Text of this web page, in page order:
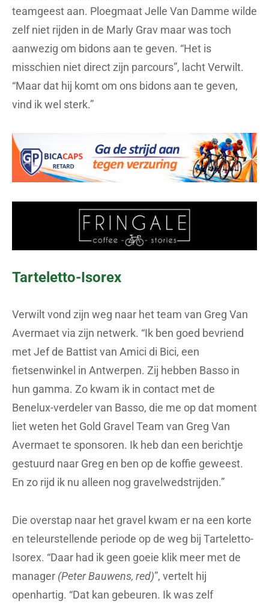
teamgeest aan. Ploegmaat Jelle Van Damme wilde
zelf niet rijden in de Marly Grav maar was toch
aanwezig om bidons aan te geven. “Het is
misschien niet direct zijn parcours”, lacht Verwilt.
“Maar dat hij komt om ons bidons aan te geven,
vind ik wel sterk.”
Tarteletto-Isorex
Verwilt vond zijn weg naar het team van Greg Van
Avermaet via zijn netwerk. “Ik ben goed bevriend
met Jef de Battist van Amici di Bici, een
fietsenwinkel in Antwerpen. Zij hebben Basso in
hun gamma. Zo kwam ik in contact met de
Benelux-verdeler van Basso, die me op dat moment
liet weten het Gold Gravel Team van Greg Van
Avermaet te sponsoren. Ik heb dan een berichtje
gestuurd naar Greg en ben op de koffie geweest.
En zo rijd ik nu alleen nog gravelwedstrijden.”
Die overstap naar het gravel kwam er na een korte
en teleurstellende periode op de weg bij Tarteletto-
Isorex. “Daar had ik geen goeie klik meer met de
manager (Peter Bauwens, red)”, vertelt hij
openhartig. “Dat kan gebeuren. Ik was zelf